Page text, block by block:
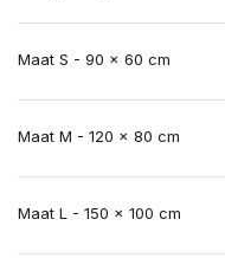
Maat S - 90 x 60 cm
Maat M - 120 x 80 cm
Maat L - 150 x 100 cm